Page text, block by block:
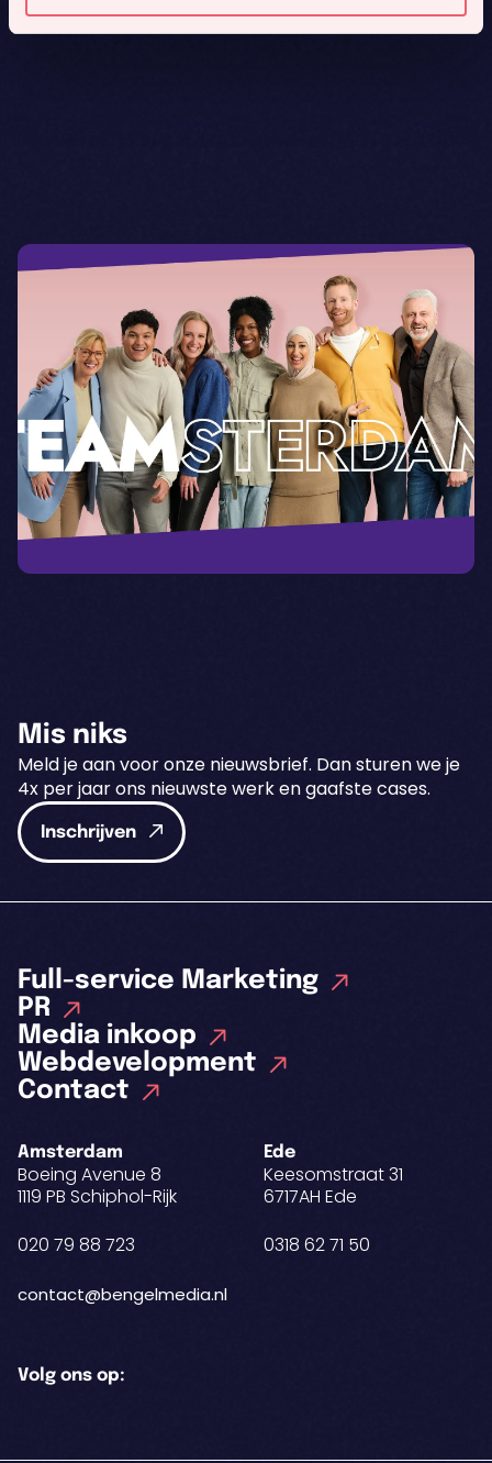
Mis niks
Meld je aan voor onze nieuwsbrief. Dan sturen we je
4x per jaar ons nieuwste werk en gaafste cases.
Inschrijven
Full-service Marketing
PR
Media inkoop
Webdevelopment
Contact
Amsterdam
Boeing Avenue 8
1119 PB Schiphol-Rijk
020 79 88 723
Ede
Keesomstraat 31
6717AH Ede
0318 62 71 50
contact@bengelmedia.nl
Volg ons op: